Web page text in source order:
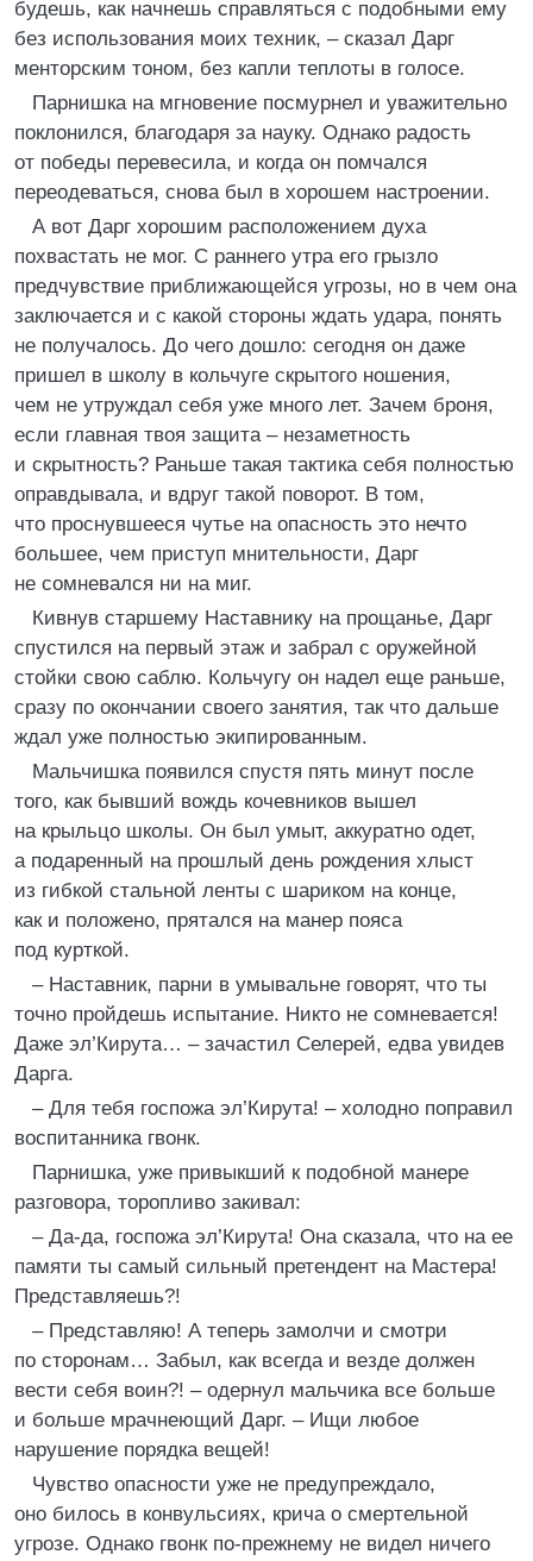
будешь, как начнешь справляться с подобными ему
без использования моих техник, – сказал Дарг
менторским тоном, без капли теплоты в голосе.
Парнишка на мгновение посмурнел и уважительно
поклонился, благодаря за науку. Однако радость
от победы перевесила, и когда он помчался
переодеваться, снова был в хорошем настроении.
А вот Дарг хорошим расположением духа
похвастать не мог. С раннего утра его грызло
предчувствие приближающейся угрозы, но в чем она
заключается и с какой стороны ждать удара, понять
не получалось. До чего дошло: сегодня он даже
пришел в школу в кольчуге скрытого ношения,
чем не утруждал себя уже много лет. Зачем броня,
если главная твоя защита – незаметность
и скрытность? Раньше такая тактика себя полностью
оправдывала, и вдруг такой поворот. В том,
что проснувшееся чутье на опасность это нечто
большее, чем приступ мнительности, Дарг
не сомневался ни на миг.
Кивнув старшему Наставнику на прощанье, Дарг
спустился на первый этаж и забрал с оружейной
стойки свою саблю. Кольчугу он надел еще раньше,
сразу по окончании своего занятия, так что дальше
ждал уже полностью экипированным.
Мальчишка появился спустя пять минут после
того, как бывший вождь кочевников вышел
на крыльцо школы. Он был умыт, аккуратно одет,
а подаренный на прошлый день рождения хлыст
из гибкой стальной ленты с шариком на конце,
как и положено, прятался на манер пояса
под курткой.
– Наставник, парни в умывальне говорят, что ты
точно пройдешь испытание. Никто не сомневается!
Даже эл’Кирута… – зачастил Селерей, едва увидев
Дарга.
– Для тебя госпожа эл’Кирута! – холодно поправил
воспитанника гвонк.
Парнишка, уже привыкший к подобной манере
разговора, торопливо закивал:
– Да-да, госпожа эл’Кирута! Она сказала, что на ее
памяти ты самый сильный претендент на Мастера!
Представляешь?!
– Представляю! А теперь замолчи и смотри
по сторонам… Забыл, как всегда и везде должен
вести себя воин?! – одернул мальчика все больше
и больше мрачнеющий Дарг. – Ищи любое
нарушение порядка вещей!
Чувство опасности уже не предупреждало,
оно билось в конвульсиях, крича о смертельной
угрозе. Однако гвонк по-прежнему не видел ничего